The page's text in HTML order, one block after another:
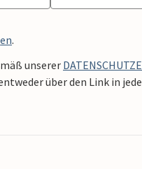
.
unserer
über den Link in